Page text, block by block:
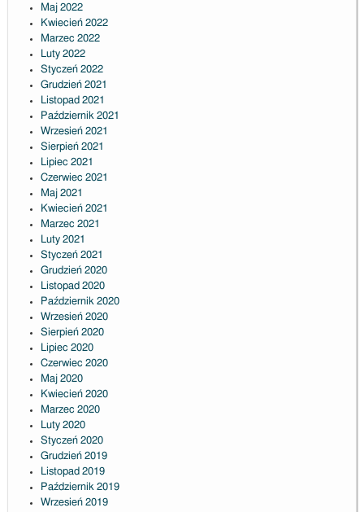
Maj 2022
Kwiecień 2022
Marzec 2022
Luty 2022
Styczeń 2022
Grudzień 2021
Listopad 2021
Październik 2021
Wrzesień 2021
Sierpień 2021
Lipiec 2021
Czerwiec 2021
Maj 2021
Kwiecień 2021
Marzec 2021
Luty 2021
Styczeń 2021
Grudzień 2020
Listopad 2020
Październik 2020
Wrzesień 2020
Sierpień 2020
Lipiec 2020
Czerwiec 2020
Maj 2020
Kwiecień 2020
Marzec 2020
Luty 2020
Styczeń 2020
Grudzień 2019
Listopad 2019
Październik 2019
Wrzesień 2019